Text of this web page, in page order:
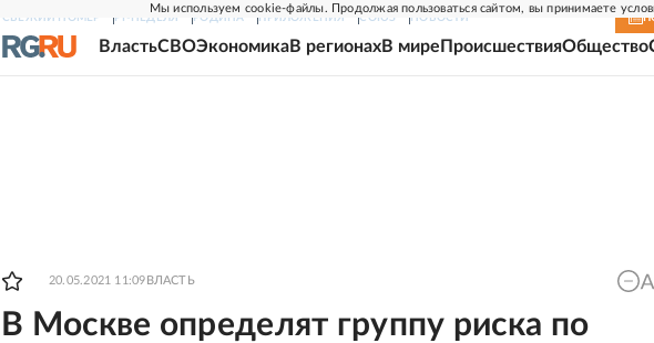
Мы используем cookie-файлы. Продолжая пользоваться сайтом, вы принимаете
СВЕЖИЙ НОМЕР РГ-НЕДЕЛЯ РОДИНА ПРИЛОЖЕНИЯ СОЮЗ НОВОСТИ
ВластьСВОЭкономикаВ регионахВ мире ПроисшествияОбщество
20.05.2021 11:09 ВЛАСТЬ
В Москве определят группу риска по